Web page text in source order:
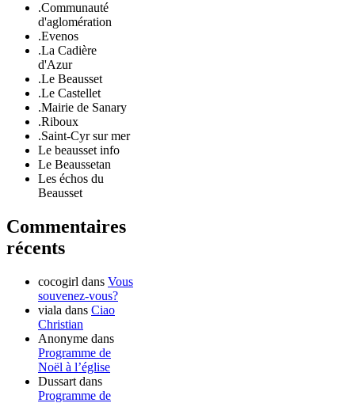
.Communauté
d'aglomération
.Evenos
.La Cadière
d'Azur
.Le Beausset
.Le Castellet
.Mairie de Sanary
.Riboux
.Saint-Cyr sur mer
Le beausset info
Le Beaussetan
Les échos du
Beausset
Commentaires
récents
cocogirl dans Vous
souvenez-vous?
viala dans Ciao
Christian
Anonyme dans
Programme de
Noël à l’église
Dussart dans
Programme de